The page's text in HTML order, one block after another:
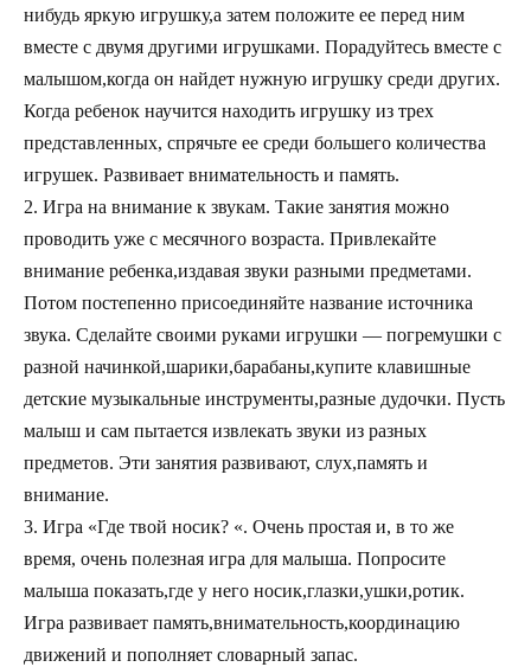
нибудь яркую игрушку,а затем положите ее перед ним
вместе с двумя другими игрушками. Порадуйтесь вместе с
малышом,когда он найдет нужную игрушку среди других.
Когда ребенок научится находить игрушку из трех
представленных, спрячьте ее среди большего количества
игрушек. Развивает внимательность и память.
2. Игра на внимание к звукам. Такие занятия можно
проводить уже с месячного возраста. Привлекайте
внимание ребенка,издавая звуки разными предметами.
Потом постепенно присоединяйте название источника
звука. Сделайте своими руками игрушки — погремушки с
разной начинкой,шарики,барабаны,купите клавишные
детские музыкальные инструменты,разные дудочки. Пусть
малыш и сам пытается извлекать звуки из разных
предметов. Эти занятия развивают, слух,память и
внимание.
3. Игра «Где твой носик? «. Очень простая и, в то же
время, очень полезная игра для малыша. Попросите
малыша показать,где у него носик,глазки,ушки,ротик.
Игра развивает память,внимательность,координацию
движений и пополняет словарный запас.